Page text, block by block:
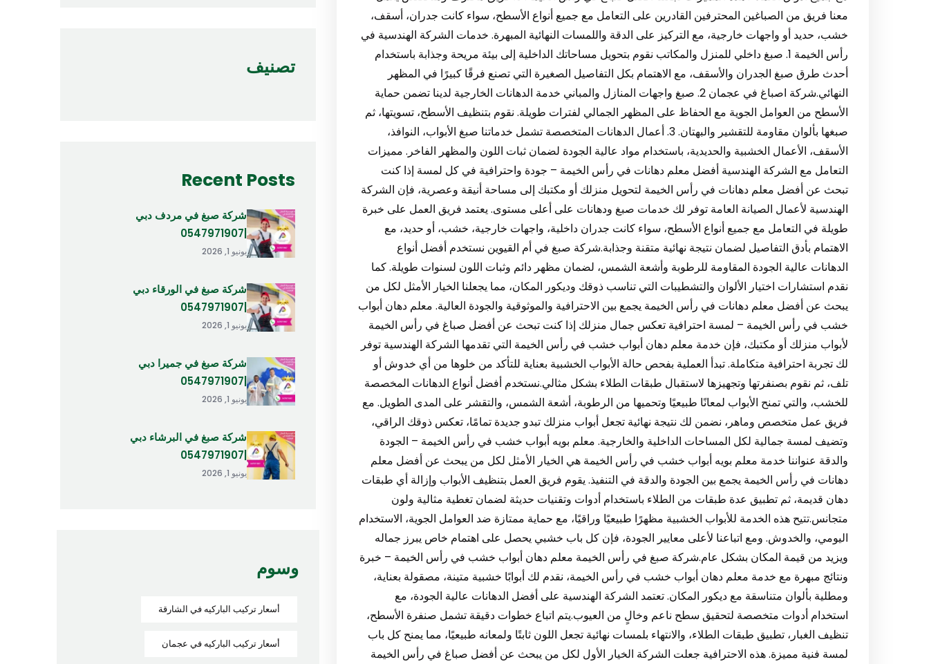
معنا فريق من الصباغين المحترفين القادرين على التعامل مع جميع أنواع الأسطح، سواء كانت جدران، أسقف،
خشب، حديد أو واجهات خارجية، مع التركيز على الدقة واللمسات النهائية المبهرة. خدمات الشركة الهندسية في
رأس الخيمة 1. صبغ داخلي للمنزل والمكاتب نقوم بتحويل مساحاتك الداخلية إلى بيئة مريحة وجذابة باستخدام
أحدث طرق صبغ الجدران والأسقف، مع الاهتمام بكل التفاصيل الصغيرة التي تصنع فرقًا كبيرًا في المظهر
النهائي.شركة اصباغ في عجمان 2. صبغ واجهات المنازل والمباني خدمة الدهانات الخارجية لدينا تضمن حماية
الأسطح من العوامل الجوية مع الحفاظ على المظهر الجمالي لفترات طويلة. نقوم بتنظيف الأسطح، تسويتها، ثم
صبغها بألوان مقاومة للتقشير والبهتان. 3. أعمال الدهانات المتخصصة تشمل خدماتنا صبغ الأبواب، النوافذ،
الأسقف، الأعمال الخشبية والحديدية، باستخدام مواد عالية الجودة لضمان ثبات اللون والمظهر الفاخر. مميزات
التعامل مع الشركة الهندسية أفضل معلم دهانات في رأس الخيمة – جودة واحترافية في كل لمسة إذا كنت
تبحث عن أفضل معلم دهانات في رأس الخيمة لتحويل منزلك أو مكتبك إلى مساحة أنيقة وعصرية، فإن الشركة
الهندسية لأعمال الصيانة العامة توفر لك خدمات صبغ ودهانات على أعلى مستوى. يعتمد فريق العمل على خبرة
طويلة في التعامل مع جميع أنواع الأسطح، سواء كانت جدران داخلية، واجهات خارجية، خشب، أو حديد، مع
الاهتمام بأدق التفاصيل لضمان نتيجة نهائية متقنة وجذابة.شركة صبغ في أم القيوين نستخدم أفضل أنواع
الدهانات عالية الجودة المقاومة للرطوبة وأشعة الشمس، لضمان مظهر دائم وثبات اللون لسنوات طويلة. كما
نقدم استشارات اختيار الألوان والتشطيبات التي تناسب ذوقك وديكور المكان، مما يجعلنا الخيار الأمثل لكل من
يبحث عن أفضل معلم دهانات في رأس الخيمة يجمع بين الاحترافية والموثوقية والجودة العالية. معلم دهان أبواب
خشب في رأس الخيمة – لمسة احترافية تعكس جمال منزلك إذا كنت تبحث عن أفضل صباغ في رأس الخيمة
لأبواب منزلك أو مكتبك، فإن خدمة معلم دهان أبواب خشب في رأس الخيمة التي تقدمها الشركة الهندسية توفر
لك تجربة احترافية متكاملة. تبدأ العملية بفحص حالة الأبواب الخشبية بعناية للتأكد من خلوها من أي خدوش أو
تلف، ثم نقوم بصنفرتها وتجهيزها لاستقبال طبقات الطلاء بشكل مثالي.نستخدم أفضل أنواع الدهانات المخصصة
للخشب، والتي تمنح الأبواب لمعانًا طبيعيًا وتحميها من الرطوبة، أشعة الشمس، والتقشر على المدى الطويل. مع
فريق عمل متخصص وماهر، نضمن لك نتيجة نهائية تجعل أبواب منزلك تبدو جديدة تمامًا، تعكس ذوقك الراقي،
وتضيف لمسة جمالية لكل المساحات الداخلية والخارجية. معلم بويه أبواب خشب في رأس الخيمة – الجودة
والدقة عنواننا خدمة معلم بويه أبواب خشب في رأس الخيمة هي الخيار الأمثل لكل من يبحث عن أفضل معلم
دهانات في رأس الخيمة يجمع بين الجودة والدقة في التنفيذ. يقوم فريق العمل بتنظيف الأبواب وإزالة أي طبقات
دهان قديمة، ثم تطبيق عدة طبقات من الطلاء باستخدام أدوات وتقنيات حديثة لضمان تغطية مثالية ولون
متجانس.تتيح هذه الخدمة للأبواب الخشبية مظهرًا طبيعيًا وراقيًا، مع حماية ممتازة ضد العوامل الجوية، الاستخدام
اليومي، والخدوش. ومع اتباعنا لأعلى معايير الجودة، فإن كل باب خشبي يحصل على اهتمام خاص يبرز جماله
ويزيد من قيمة المكان بشكل عام.شركة صبغ في رأس الخيمة معلم دهان أبواب خشب في رأس الخيمة – خبرة
ونتائج مبهرة مع خدمة معلم دهان أبواب خشب في رأس الخيمة، نقدم لك أبوابًا خشبية متينة، مصقولة بعناية،
ومطلية بألوان متناسقة مع ديكور المكان. تعتمد الشركة الهندسية على أفضل الدهانات عالية الجودة، مع
استخدام أدوات متخصصة لتحقيق سطح ناعم وخالٍ من العيوب.يتم اتباع خطوات دقيقة تشمل صنفرة الأسطح،
تنظيف الغبار، تطبيق طبقات الطلاء، والانتهاء بلمسات نهائية تجعل اللون ثابتًا ولمعانه طبيعيًا، مما يمنح كل باب
لمسة فنية مميزة. هذه الاحترافية جعلت الشركة الخيار الأول لكل من يبحث عن أفضل صباغ في رأس الخيمة
تصنيف
Recent Posts
شركة صبغ في مردف دبي
يونيو 1, 2026
شركة صبغ في الورقاء دبي
يونيو 1, 2026
شركة صبغ في جميرا دبي
يونيو 1, 2026
شركة صبغ في البرشاء دبي
يونيو 1, 2026
وسوم
أسعار تركيب الباركيه في الشارقة
أسعار تركيب الباركيه في عجمان